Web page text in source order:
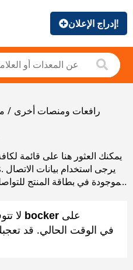
إدراج الإعلان!
رافعات ومنصات أخرى
يمكنك العثور هنا على قائمة
الموجودة في بطاقة المنتج
bocker على